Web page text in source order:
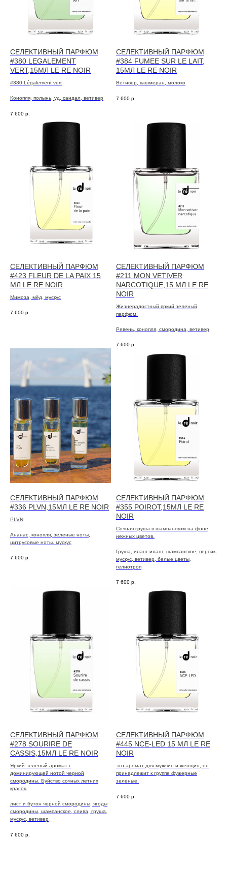
СЕЛЕКТИВНЫЙ ПАРФЮМ
#380 LEGALEMENT
VERT,15МЛ LE RE NOIR
#380 Légalement vert
Конопля, полынь, уд, сандал, ветивер
7 600 р.
СЕЛЕКТИВНЫЙ ПАРФЮМ
#384 FUMEE SUR LE LAIT,
15МЛ LE RE NOIR
Ветивер, кашмеран, молоко
7 600 р.
СЕЛЕКТИВНЫЙ ПАРФЮМ
#423 FLEUR DE LA PAIX 15
МЛ LE RE NOIR
Мимоза, мёд, мускус
7 600 р.
СЕЛЕКТИВНЫЙ ПАРФЮМ
#211 MON VETIVER
NARCOTIQUE,15 МЛ LE RE
NOIR
Жизнерадостный яркий зеленый
парфюм.
Ревень, конопля, смородина, ветивер
7 600 р.
СЕЛЕКТИВНЫЙ ПАРФЮМ
#336 PLVN,15МЛ LE RE NOIR
PLVN
Ананас, конопля, зеленые ноты,
цитрусовые ноты, мускус
7 600 р.
СЕЛЕКТИВНЫЙ ПАРФЮМ
#355 POIROT,15МЛ LE RE
NOIR
Сочная груша в шампанском на фоне
нежных цветов.
Груша, иланг-иланг, шампанское, персик,
мускус, ветивер, белые цветы,
гелиотроп
7 600 р.
СЕЛЕКТИВНЫЙ ПАРФЮМ
#278 SOURIRE DE
CASSIS,15МЛ LE RE NOIR
Яркий зеленый аромат с
доминирующей нотой черной
смородины. Буйство сочных летних
красок.
лист и бутон черной смородины, ягоды
смородины, шампанское, слива, груша,
мускус, ветивер
7 600 р.
СЕЛЕКТИВНЫЙ ПАРФЮМ
#445 NCE-LED 15 МЛ LE RE
NOIR
это аромат для мужчин и женщин, он
принадлежит к группе фужерные
зеленые.
7 600 р.